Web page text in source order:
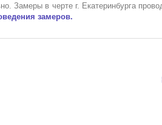
Замеры в черте г. Екатеринбурга
замеров.